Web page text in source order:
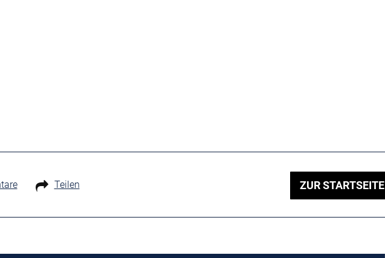
Teilen ZUR STARTSEITE